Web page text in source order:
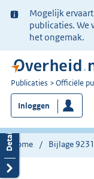
Ter
informatie:
Mogelijk
publicaties. We
het ongemak.
U
bent
nu
hier:
Publicaties Officiële
Inloggen
Home Bijlage